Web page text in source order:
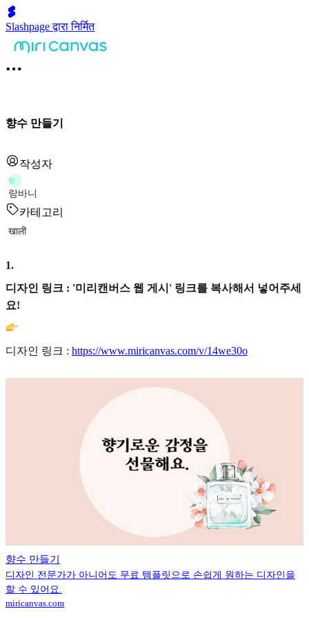
Slashpage द्वारा निर्मित
향수 만들기
작성자
랑
랑바니
카테고리
खाली
1.
디자인 링크 : '미리캔버스 웹 게시' 링크를 복사해서 넣어주세
요!
디자인 링크 : https://www.miricanvas.com/v/14we30o
향수 만들기
디자인 전문가가 아니어도 무료 템플릿으로 손쉽게 원하는 디자인을
할 수 있어요.
miricanvas.com